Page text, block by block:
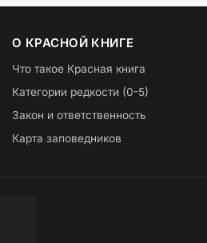
О КРАСНОЙ КНИГЕ
Что такое Красная книга
Категории редкости (0-5)
Закон и ответственность
Карта заповедников